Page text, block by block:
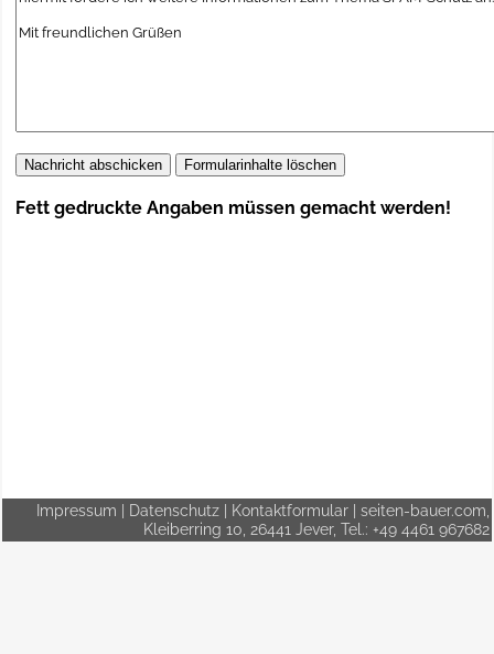
Fett gedruckte Angaben müssen gemacht werden!
Impressum Datenschutz| Kontaktformular| seiten-bauer.com,
Kleiberring 10, 26441 Jever, Tel.: +49 4461 967682